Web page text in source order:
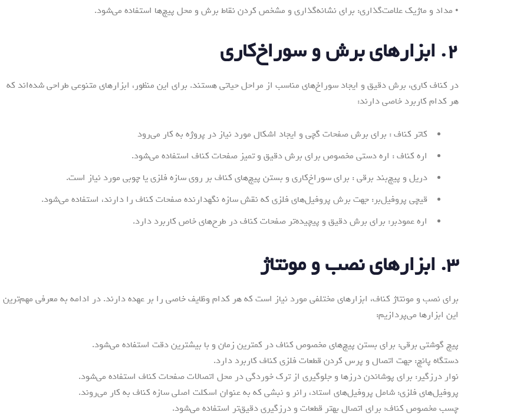
• مداد و ماژیک علامت‌گذاری: برای نشانه‌گذاری و مشخص کردن نقاط برش و محل پیچ‌ها استفاده می‌شود.
۲. ابزارهای برش و سوراخ‌کاری
در کناف کاری، برش دقیق و ایجاد سوراخ‌های مناسب از مراحل حیاتی هستند. برای این منظور، ابزارهای متنوعی طراحی شده‌اند که
هر کدام کاربرد خاصی دارند:
کاتر کناف : برای برش صفحات گچی و ایجاد اشکال مورد نیاز در پروژه به کار می‌رود
اره کناف : اره دستی مخصوص برای برش دقیق و تمیز صفحات کناف استفاده می‌شود.
دریل و پیچ‌بند برقی : برای سوراخ‌کاری و بستن پیچ‌های کناف بر روی سازه فلزی یا چوبی مورد نیاز است.
قیچی پروفیل‌بر: جهت برش پروفیل‌های فلزی که نقش سازه نگهدارنده صفحات کناف را دارند، استفاده می‌شود.
اره عمودبر: برای برش دقیق و پیچیده‌تر صفحات کناف در طرح‌های خاص کاربرد دارد.
۳. ابزارهای نصب و مونتاژ
برای نصب و مونتاژ کناف، ابزارهای مختلفی مورد نیاز است که هر کدام وظایف خاصی را بر عهده دارند. در ادامه به معرفی مهم‌ترین
این ابزارها می‌پردازیم:
پیچ گوشتی برقی: برای بستن پیچ‌های مخصوص کناف در کمترین زمان و با بیشترین دقت استفاده می‌شود.
دستگاه پانچ: جهت اتصال و پرس کردن قطعات فلزی کناف کاربرد دارد.
نوار درزگیر: برای پوشاندن درزها و جلوگیری از ترک خوردگی در محل اتصالات صفحات کناف استفاده می‌شود.
پروفیل‌های فلزی: شامل پروفیل‌های استاد، رانر و نبشی که به عنوان اسکلت اصلی سازه کناف به کار می‌روند.
چسب مخصوص کناف: برای اتصال بهتر قطعات و درزگیری دقیق‌تر استفاده می‌شود.